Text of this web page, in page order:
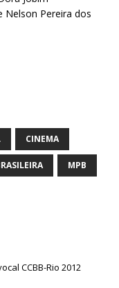
Nelson Pereira dos
CINEMA
MPB
CCBB-Rio 2012